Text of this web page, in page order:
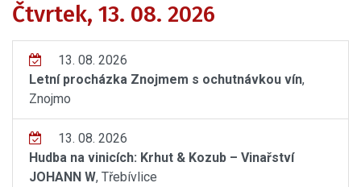
Čtvrtek, 13. 08. 2026
13. 08. 2026
Letní procházka Znojmem s ochutnávkou vín,
Znojmo
13. 08. 2026
Hudba na vinicích: Krhut & Kozub – Vinařství
JOHANN W, Třebívlice